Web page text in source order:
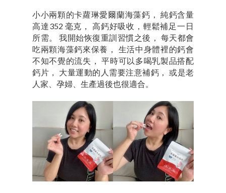
小小兩顆的卡蘿琳愛爾蘭海藻鈣， 純鈣含量
高達352 毫克， 高鈣好吸收，輕鬆補足一日
所需。 我開始恢復重訓習慣之後， 每天都會
吃兩顆海藻鈣來保養， 生活中身體裡的鈣會
不知不覺的流失， 平時可以多喝乳製品搭配
鈣片， 大量運動的人需要注意補鈣， 或是老
人家、孕婦、生產過後也很適合。